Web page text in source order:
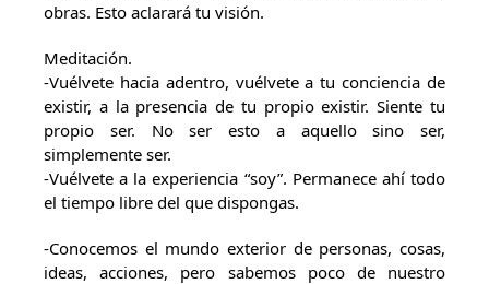
obras. Esto aclarará tu visión.
Meditación.
-Vuélvete hacia adentro, vuélvete a tu conciencia de
existir, a la presencia de tu propio existir. Siente tu
propio ser. No ser esto a aquello sino ser,
simplemente ser.
-Vuélvete a la experiencia “soy”. Permanece ahí todo
el tiempo libre del que dispongas.
-Conocemos el mundo exterior de personas, cosas,
ideas, acciones, pero sabemos poco de nuestro